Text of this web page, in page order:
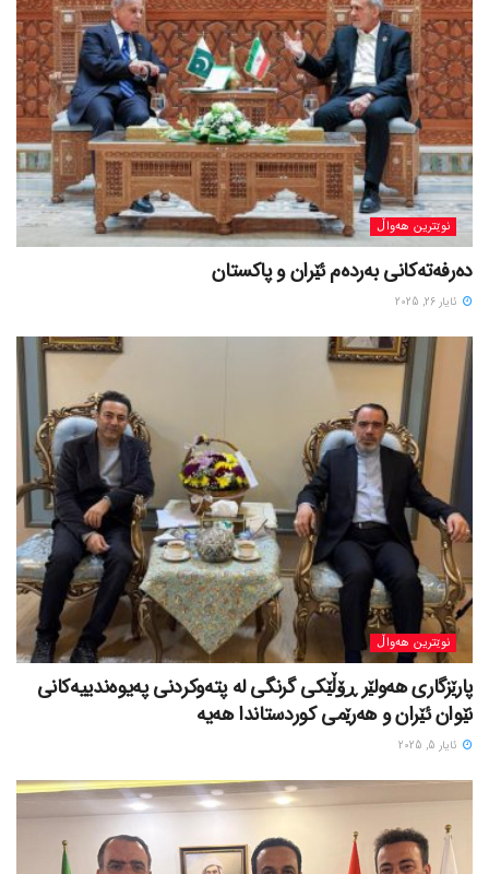
نوێترین هەواڵ
دەرفەتەکانی بەردەم ئێران و پاکستان
ئایار 26, 2025
نوێترین هەواڵ
پارێزگاری هەولێر ڕۆڵێکی گرنگی لە پتەوکردنی پەیوەندییەکانی
نێوان ئێران و هەرێمی کوردستاندا هەیە
ئایار 5, 2025